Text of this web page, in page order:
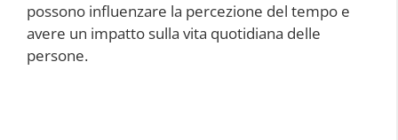
possono influenzare la percezione del tempo e
avere un impatto sulla vita quotidiana delle
persone.